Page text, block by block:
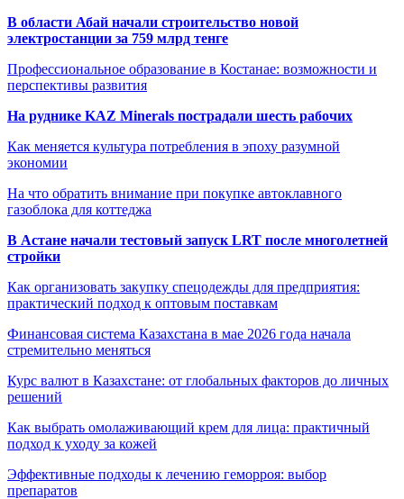
В области Абай начали строительство новой
электростанции за 759 млрд тенге
Профессиональное образование в Костанае: возможности и
перспективы развития
На руднике KAZ Minerals пострадали шесть рабочих
Как меняется культура потребления в эпоху разумной
экономии
На что обратить внимание при покупке автоклавного
газоблока для коттеджа
В Астане начали тестовый запуск LRT после многолетней
стройки
Как организовать закупку спецодежды для предприятия:
практический подход к оптовым поставкам
Финансовая система Казахстана в мае 2026 года начала
стремительно меняться
Курс валют в Казахстане: от глобальных факторов до личных
решений
Как выбрать омолаживающий крем для лица: практичный
подход к уходу за кожей
Эффективные подходы к лечению геморроя: выбор
препаратов